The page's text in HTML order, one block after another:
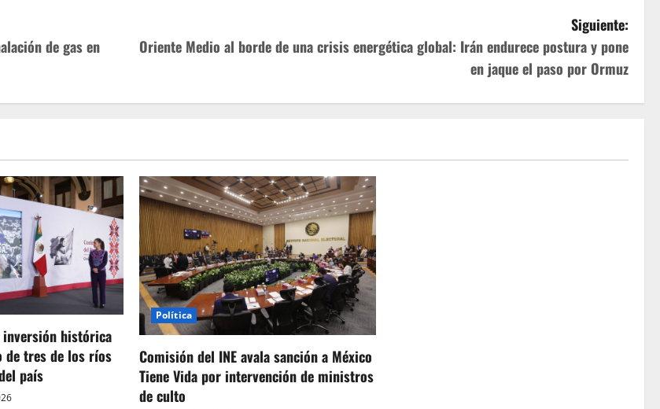
de gas en
Siguiente:
Oriente Medio al borde de una crisis energética global: Irán endurece postura y pone
en jaque el paso por Ormuz
inversión histórica
de tres de los ríos
país
Política
Comisión del INE avala sanción a México
Tiene Vida por intervención de ministros
de culto